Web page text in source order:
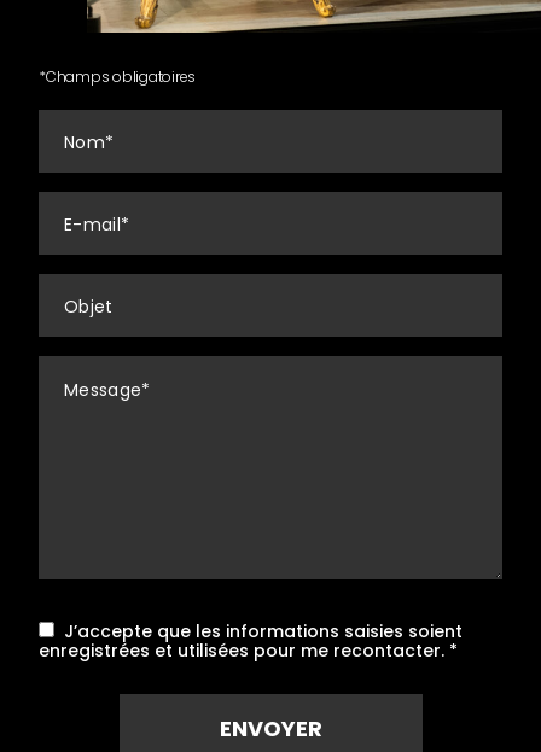
*Champs obligatoires
mail
*
J’accepte que les informations saisies soient
enregistrées et utilisées pour me recontacter. *